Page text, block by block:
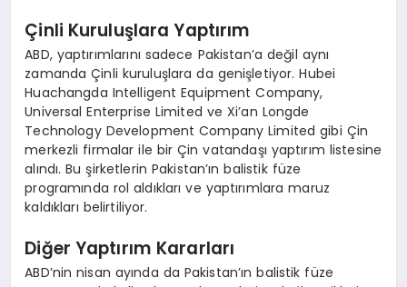
Çinli Kuruluşlara Yaptırım
ABD, yaptırımlarını sadece Pakistan’a değil aynı
zamanda Çinli kuruluşlara da genişletiyor. Hubei
Huachangda Intelligent Equipment Company,
Universal Enterprise Limited ve Xi’an Longde
Technology Development Company Limited gibi Çin
merkezli firmalar ile bir Çin vatandaşı yaptırım listesine
alındı. Bu şirketlerin Pakistan’ın balistik füze
programında rol aldıkları ve yaptırımlara maruz
kaldıkları belirtiliyor.
Diğer Yaptırım Kararları
ABD’nin nisan ayında da Pakistan’ın balistik füze